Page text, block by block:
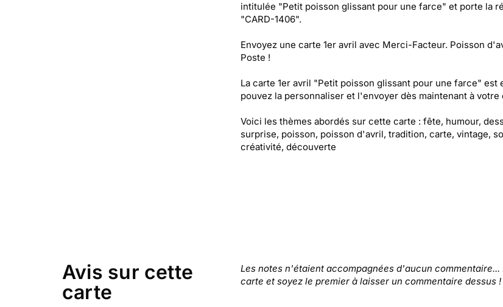
intitulée "Petit poisson glissant pour une farce" et porte la
"CARD-1406".
Envoyez une carte 1er avril avec Merci-Facteur. Poisson
Poste !
La carte 1er avril "Petit poisson glissant pour une farce" est
pouvez la personnaliser et l'envoyer dès maintenant à votre
Voici les thèmes abordés sur cette carte : fête, humour,
surprise, poisson, poisson d'avril, tradition, carte, vintage,
créativité, découverte
Avis sur cette
carte
Les notes n'étaient accompagnées d'aucun commentaire...
carte et soyez le premier à laisser un commentaire dessus !